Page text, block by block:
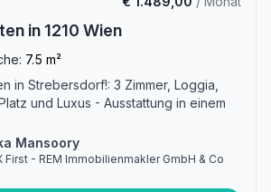
in 1210 Wien
7.5 m²
in Strebersdorf!: 3 Zimmer, Loggia,
und Luxus - Ausstattung in einem
Mansoory
First - REM Immobilienmakler GmbH & Co